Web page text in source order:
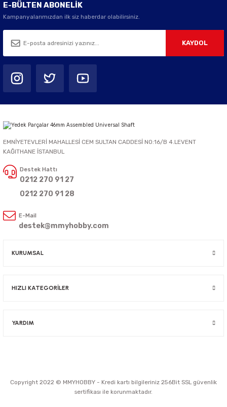
E-BÜLTEN ABONELİK
Kampanyalarımızdan ilk siz haberdar olabilirsiniz.
KAYDOL
EMNİYETEVLERİ MAHALLESİ CEM SULTAN CADDESİ NO:16/B 4.LEVENT
KAĞITHANE İSTANBUL
Destek Hattı
0212 270 91 27
0212 270 91 28
E-Mail
destek@mmyhobby.com
KURUMSAL
HIZLI KATEGORİLER
YARDIM
Copyright 2022 © MMYHOBBY - Kredi kartı bilgileriniz 256Bit SSL güvenlik
sertifikası ile korunmaktadır.